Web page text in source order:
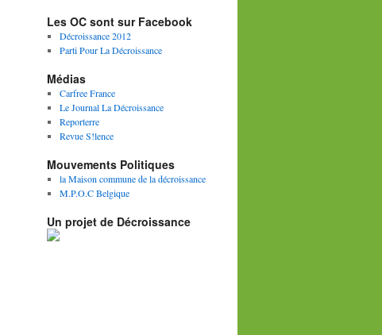
Les OC sont sur Facebook
Décroissance 2012
Parti Pour La Décroissance
Médias
Carfree France
Le Journal La Décroissance
Reporterre
Revue S!lence
Mouvements Politiques
la Maison commune de la décroissance
M.P.O.C Belgique
Un projet de Décroissance